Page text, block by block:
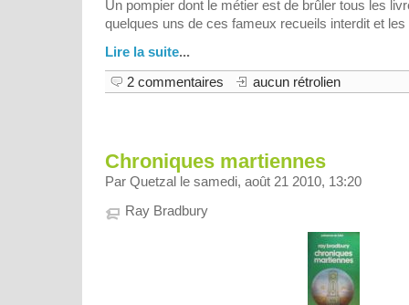
Un pompier dont le métier est de brûler tous les
quelques uns de ces fameux recueils interdit et les
Lire la suite...
2 commentaires
aucun rétrolien
Chroniques martiennes
Par Quetzal le samedi, août 21 2010, 13:20
Ray Bradbury